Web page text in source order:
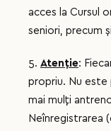
acces la Cursul
seniori, precum
5. Atenție:
propriu. Nu este
mai mulți
Neînregistrarea